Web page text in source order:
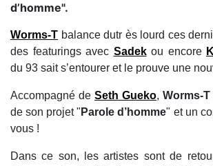
d’homme".
Worms-T balance dutr ès lourd ces
des featurings avec Sadekou encore
du 93 sait s’entourer et le prouve une
Accompagné de Seth Gueko, Worms-T
de son projet " Parole d’homme" et un
vous !
Dans ce son, les artistes sont de